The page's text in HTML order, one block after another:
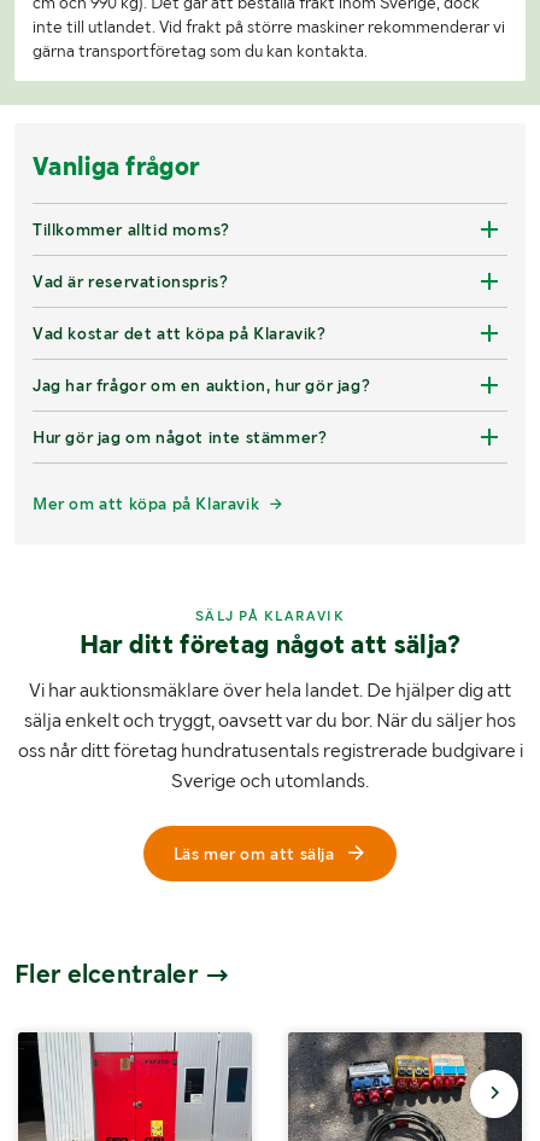
inte till utlandet. Vid frakt på större maskiner rekommenderar vi
gärna transportföretag som du kan kontakta.
Vanliga frågor
Tillkommer alltid moms?
Vad är reservationspris?
Vad kostar det att köpa på Klaravik?
Jag har frågor om en auktion, hur gör jag?
Hur gör jag om något inte stämmer?
Mer om att köpa på Klaravik
SÄLJ PÅ KLARAVIK
Har ditt företag något att sälja?
Vi har auktionsmäklare över hela landet. De hjälper dig att
sälja enkelt och tryggt, oavsett var du bor. När du säljer hos
oss når ditt företag hundratusentals registrerade budgivare i
Sverige och utomlands.
Läs mer om att sälja
Fler elcentraler